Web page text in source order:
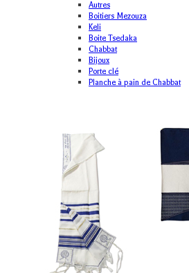
Autres
Boitiers Mezouza
Keli
Boite Tsedaka
Chabbat
Bijoux
Porte clé
Planche à pain de Chabbat